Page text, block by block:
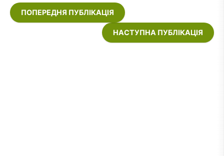
ПОПЕРЕДНЯ ПУБЛІКАЦІЯ
НАСТУПНА ПУБЛІКАЦІЯ